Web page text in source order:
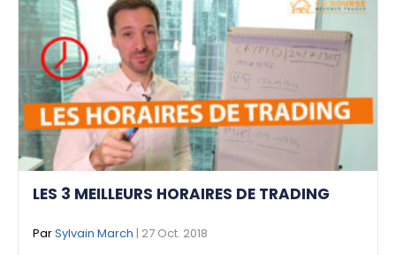
LES 3 MEILLEURS HORAIRES DE TRADING
ParSylvain March | 27 Oct. 2018